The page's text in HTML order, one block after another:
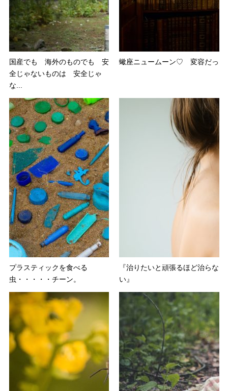
国産でも 海外のものでも 安
全じゃないものは 安全じゃ
な...
蠍座ニュームーン♡ 変容だっ
プラスティックを食べる
虫・・・・・チーン。
『治りたいと頑張るほど治らな
い』